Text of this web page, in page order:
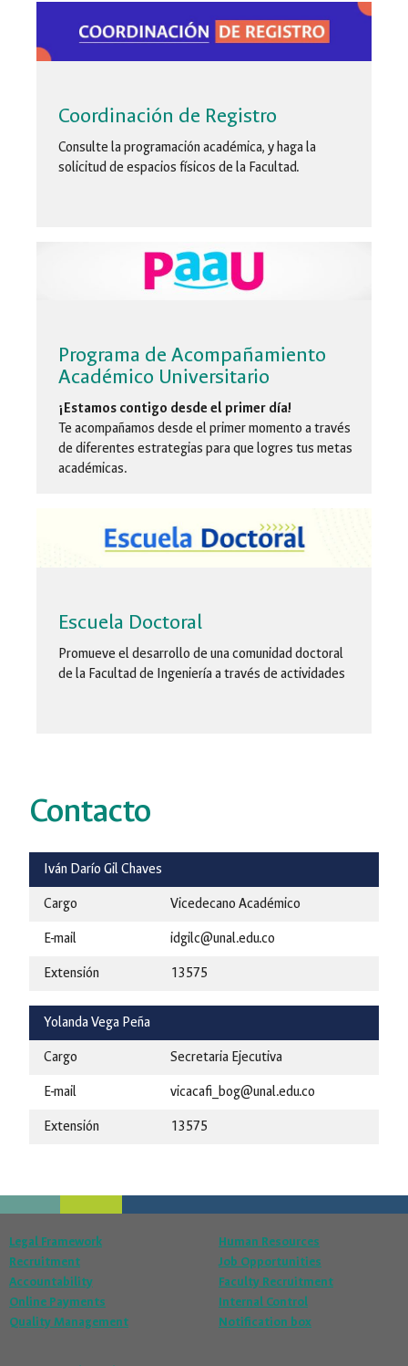
Coordinación de Registro
Consulte la programación académica, y haga la
solicitud de espacios físicos de la Facultad.
Programa de Acompañamiento
Académico Universitario
¡Estamos contigo desde el primer día!
Te acompañamos desde el primer momento a través
de diferentes estrategias para que logres tus metas
académicas.
Escuela Doctoral
Promueve el desarrollo de una comunidad doctoral
de la Facultad de Ingeniería a través de actividades
Contacto
Iván Darío Gil Chaves
Cargo
Vicedecano Académico
E-mail
idgilc@unal.edu.co
Extensión
13575
Yolanda Vega Peña
Cargo
Secretaria Ejecutiva
E-mail
vicacafi_bog@unal.edu.co
Extensión
13575
Legal Framework
Recruitment
Accountability
Online Payments
Quality Management
Human Resources
Job Opportunities
Faculty Recruitment
Internal Control
Notification box